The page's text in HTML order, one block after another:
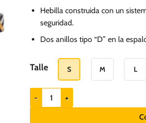
Hebilla construida con un
seguridad.
Dos anillos tipo “D” en la
Talle S M L
ZEEDOG Arnés para perros modelo